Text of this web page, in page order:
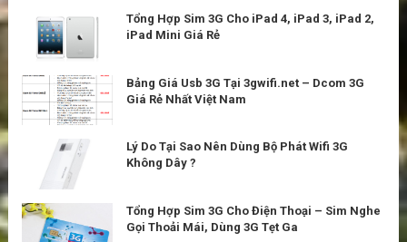
Tổng Hợp Sim 3G Cho iPad 4, iPad 3, iPad 2,
iPad Mini Giá Rẻ
Bảng Giá Usb 3G Tại 3gwifi.net – Dcom 3G
Giá Rẻ Nhất Việt Nam
Lý Do Tại Sao Nên Dùng Bộ Phát Wifi 3G
Không Dây ?
Tổng Hợp Sim 3G Cho Điện Thoại – Sim Nghe
Gọi Thoải Mái, Dùng 3G Tẹt Ga